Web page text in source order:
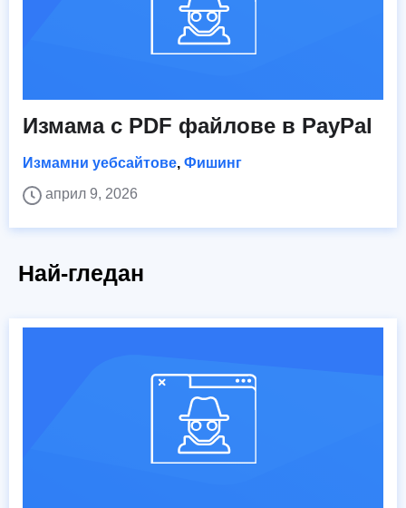
Измама с PDF файлове в PayPal
Измамни уебсайтове, Фишинг
април 9, 2026
Най-гледан